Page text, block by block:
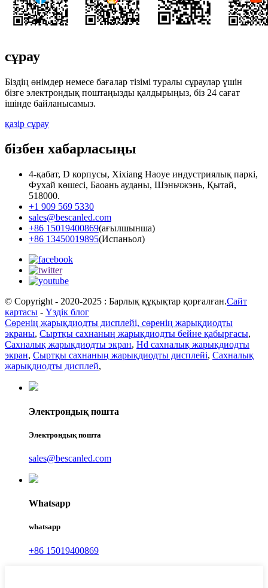
сұрау
Біздің өнімдер немесе бағалар тізімі туралы сұраулар үшін
бізге электрондық поштаңызды қалдырыңыз, біз 24 сағат
ішінде байланысамыз.
қазір сұрау
бізбен хабарласыңы
4-қабат, D корпусы, Xixiang Haoye индустриялық паркі,
Фухай көшесі, Баоань ауданы, Шэньчжэнь, Қытай,
518000.
+1 909 569 5330
sales@bescanled.com
+86 15019400869(ағылшынша)
+86 13450019895(Испаньол)
© Copyright - 2020-2025 : Барлық құқықтар қорғалған.Сайт
картасы - Үздік блог
Сөренің жарықдиодты дисплейі, сөренің жарықдиодты
экраны, Сыртқы сахнаның жарықдиодты бейне қабырғасы,
Сахналық жарықдиодты экран, Hd сахналық жарықдиодты
экран, Сыртқы сахнаның жарықдиодты дисплейі, Сахналық
жарықдиодты дисплей,
Электрондық пошта
Электрондық пошта
sales@bescanled.com
Whatsapp
whatsapp
+86 15019400869